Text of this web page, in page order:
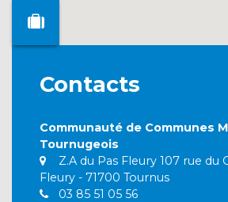
Contacts
Communauté de Communes
Tournugeois
Z.A du Pas Fleury 107 rue du
Fleury - 71700 Tournus
03 85 51 05 56